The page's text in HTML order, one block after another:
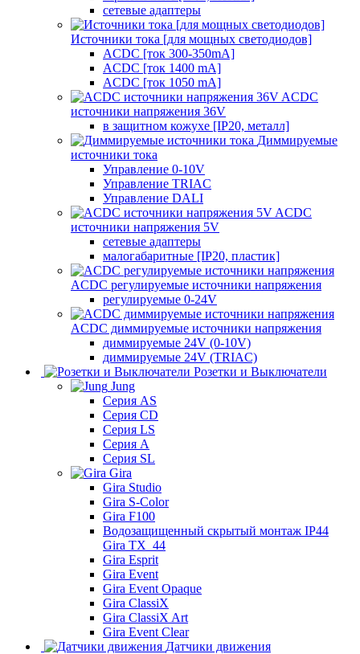
сетевые адаптеры
Источники тока [для мощных светодиодов]
ACDC [ток 300-350mA]
ACDC [ток 1400 mA]
ACDC [ток 1050 mA]
ACDC
источники напряжения 36V
в защитном кожухе [IP20, металл]
Диммируемые
источники тока
Управление 0-10V
Управление TRIAC
Управление DALI
ACDC
источники напряжения 5V
сетевые адаптеры
малогабаритные [IP20, пластик]
ACDC регулируемые источники напряжения
регулируемые 0-24V
ACDC диммируемые источники напряжения
диммируемые 24V (0-10V)
диммируемые 24V (TRIAC)
Розетки и Выключатели
Jung
Серия AS
Серия CD
Серия LS
Серия A
Серия SL
Gira
Gira Studio
Gira S-Color
Gira F100
Водозащищенный скрытый монтаж IP44
Gira TX_44
Gira Esprit
Gira Event
Gira Event Opaque
Gira ClassiX
Gira ClassiX Art
Gira Event Clear
Датчики движения